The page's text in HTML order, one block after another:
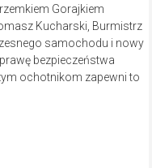
Gorajkiem
Kucharski, Burmistrz
samochodu i nowy
bezpieczeństwa
ochotnikom zapewni to